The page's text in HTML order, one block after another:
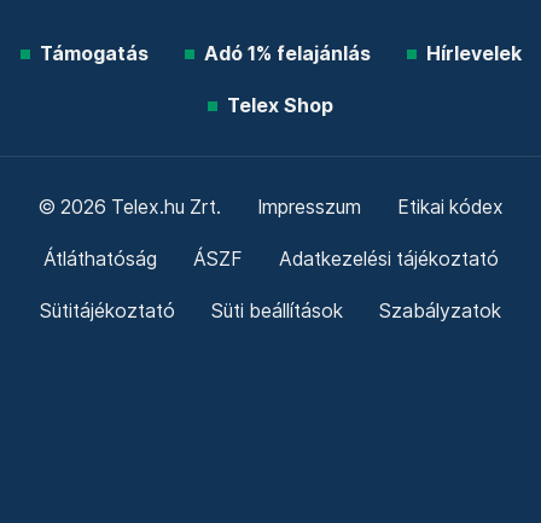
Támogatás Adó 1% felajánlás Hírlevelek
Telex Shop
© 2026 Telex.hu Zrt. Impresszum Etikai kódex
Átláthatóság ÁSZF Adatkezelési tájékoztató
Sütitájékoztató Süti beállítások Szabályzatok